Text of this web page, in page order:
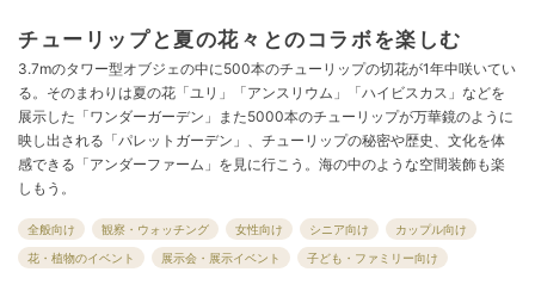
チューリップと夏の花々とのコラボを楽しむ
3.7mのタワー型オブジェの中に500本のチューリップの切花が1年中咲いてい
る。そのまわりは夏の花「ユリ」「アンスリウム」「ハイビスカス」などを
展示した「ワンダーガーデン」また5000本のチューリップが万華鏡のように
映し出される「パレットガーデン」、チューリップの秘密や歴史、文化を体
感できる「アンダーファーム」を見に行こう。海の中のような空間装飾も楽
しもう。
全般向け 観察・ウォッチング 女性向け シニア向け
カップル向け
花・植物のイベント
展示会・展示イベント 子ども・ファミリー向け